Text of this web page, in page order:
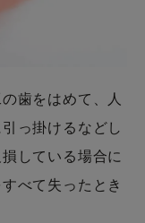
歯をはめて、人
っ掛けるなどし
している場合に
べて失ったとき